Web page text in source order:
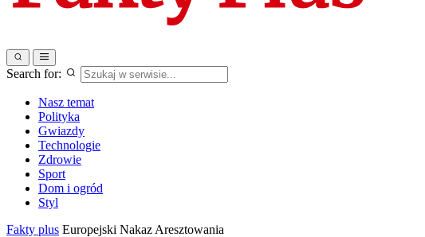
Search for:
Nasz temat
Polityka
Gwiazdy
Technologie
Zdrowie
Sport
Dom i ogród
Styl
Fakty plus Europejski Nakaz Aresztowania